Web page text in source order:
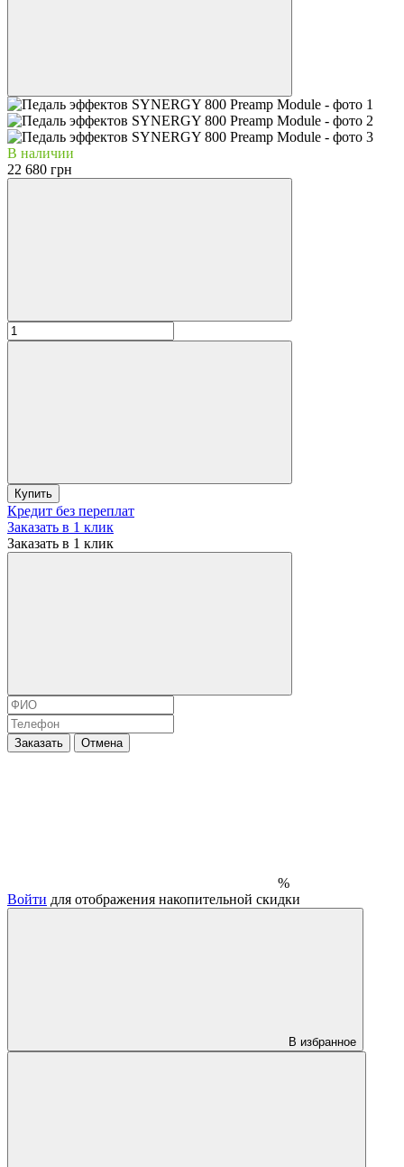
В наличии
22 680 грн
Купить
Кредит без переплат
Заказать в 1 клик
Заказать в 1 клик
Заказать Отмена
%
Войти для отображения накопительной скидки
В избранное